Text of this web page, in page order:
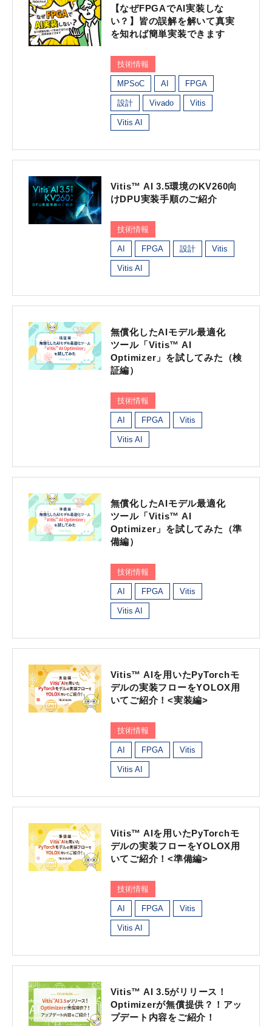
【なぜFPGAでAI実装しな
い？】皆の誤解を解いて真実
を知れば簡単実装できます
技術情報
MPSoC AI FPGA
設計 Vivado Vitis
Vitis AI
Vitis™ AI 3.5環境のKV260向
けDPU実装手順のご紹介
技術情報
AI FPGA 設計 Vitis
Vitis AI
無償化したAIモデル最適化
ツール「Vitis™ AI
Optimizer」を試してみた（検
証編）
技術情報
AI FPGA Vitis
Vitis AI
無償化したAIモデル最適化
ツール「Vitis™ AI
Optimizer」を試してみた（準
備編）
技術情報
AI FPGA Vitis
Vitis AI
Vitis™ AIを用いたPyTorchモ
デルの実装フローをYOLOX用
いてご紹介！<実装編>
技術情報
AI FPGA Vitis
Vitis AI
Vitis™ AIを用いたPyTorchモ
デルの実装フローをYOLOX用
いてご紹介！<準備編>
技術情報
AI FPGA Vitis
Vitis AI
Vitis™ AI 3.5がリリース！
Optimizerが無償提供？！アッ
プデート内容をご紹介！